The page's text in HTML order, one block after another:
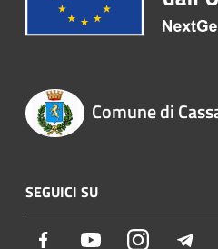
Comune di
SEGUICI SU
Facebook YoutubeInstagram